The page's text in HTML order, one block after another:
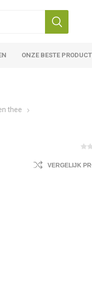
ONZE BESTE
thee
VERGELIJK